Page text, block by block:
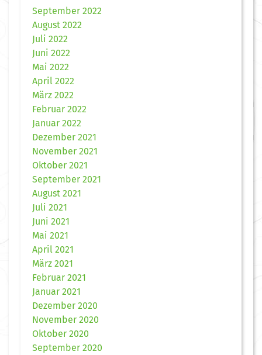
September 2022
August 2022
Juli 2022
Juni 2022
Mai 2022
April 2022
März 2022
Februar 2022
Januar 2022
Dezember 2021
November 2021
Oktober 2021
September 2021
August 2021
Juli 2021
Juni 2021
Mai 2021
April 2021
März 2021
Februar 2021
Januar 2021
Dezember 2020
November 2020
Oktober 2020
September 2020